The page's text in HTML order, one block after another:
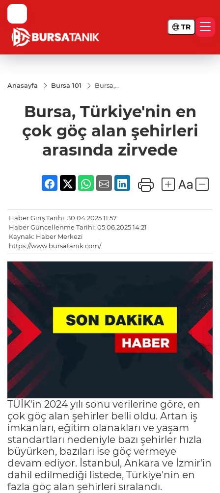
TR
Anasayfa Bursa 101
Bursa,
alan
şehirleri
arasında
zirvede
Bursa, Türkiye'nin en
çok göç alan şehirleri
arasında zirvede
Haber Giriş Tarihi: 30.04.2025 11:57
Haber Güncellenme Tarihi: 05.06.2025 14:21
Kaynak: Haber Merkezi
https://www.bursatanik.com/
TÜİK'in 2024 yılı sonu verilerine göre, en
çok göç alan şehirler belli oldu. Artan iş
imkanları, eğitim olanakları ve yaşam
standartları nedeniyle bazı şehirler hızla
büyürken, bazıları ise göç vermeye
devam ediyor. İstanbul, Ankara ve İzmir'in
dahil edilmediği listede, Türkiye'nin en
fazla göç alan şehirleri sıralandı.